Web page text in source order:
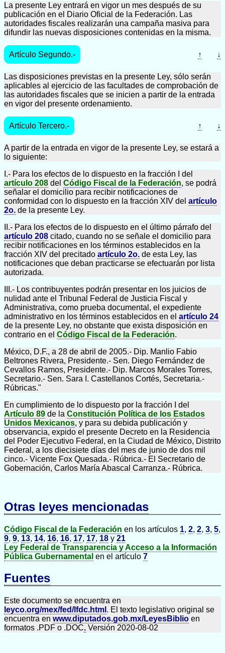
La presente Ley entrará en vigor un mes después de su
publicación en el Diario Oficial de la Federación. Las
autoridades fiscales realizarán una campaña masiva para
difundir las nuevas disposiciones contenidas en la misma.
Artículo Segundo.- ↑ ↓
Las disposiciones previstas en la presente Ley, sólo serán
aplicables al ejercicio de las facultades de comprobación de
las autoridades fiscales que se inicien a partir de la entrada
en vigor del presente ordenamiento.
Artículo Tercero.- ↑ ↓
A partir de la entrada en vigor de la presente Ley, se estará a
lo siguiente:
I.- Para los efectos de lo dispuesto en la fracción I del
artículo 208 del Código Fiscal de la Federación, se podrá
señalar el domicilio para recibir notificaciones de
conformidad con lo dispuesto en la fracción XIV del artículo
2o. de la presente Ley.
II.- Para los efectos de lo dispuesto en el último párrafo del
artículo 208 citado, cuando no se señale el domicilio para
recibir notificaciones en los términos establecidos en la
fracción XIV del precitado artículo 2o. de esta Ley, las
notificaciones que deban practicarse se efectuarán por lista
autorizada.
III.- Los contribuyentes podrán presentar en los juicios de
nulidad ante el Tribunal Federal de Justicia Fiscal y
Administrativa, como prueba documental, el expediente
administrativo en los términos establecidos en el artículo 24
de la presente Ley, no obstante que exista disposición en
contrario en el Código Fiscal de la Federación.
México, D.F., a 28 de abril de 2005.- Dip. Manlio Fabio
Beltrones Rivera, Presidente.- Sen. Diego Fernández de
Cevallos Ramos, Presidente.- Dip. Marcos Morales Torres,
Secretario.- Sen. Sara I. Castellanos Cortés, Secretaria.-
Rúbricas."
En cumplimiento de lo dispuesto por la fracción I del
Artículo 89 de la Constitución Política de los Estados
Unidos Mexicanos, y para su debida publicación y
observancia, expido el presente Decreto en la Residencia
del Poder Ejecutivo Federal, en la Ciudad de México, Distrito
Federal, a los diecisiete días del mes de junio de dos mil
cinco.- Vicente Fox Quesada.- Rúbrica.- El Secretario de
Gobernación, Carlos María Abascal Carranza.- Rúbrica.
Otras leyes mencionadas
Código Fiscal de la Federación en los artículos 1, 2, 2, 3, 5,
9, 9, 13, 14, 16, 16, 17, 17, 18 y 21
Ley Federal de Transparencia y Acceso a la Información
Pública Gubernamental en el artículo 7
Fuentes
Este documento se encuentra en
leyco.org/mex/fed/lfdc.html . El texto legislativo original se
encuentra en www.diputados.gob.mx/LeyesBiblio en
formatos .PDF o .DOC. Versión 2020-08-02